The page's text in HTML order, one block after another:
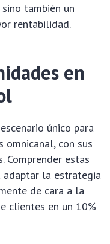
también un
rentabilidad.
en
único para
con sus
Comprender estas
adaptar la estrategia
de cara a la
clientes en un 10%